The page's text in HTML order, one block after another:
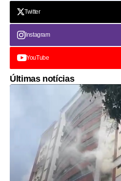
Twitter
Instagram
YouTube
Últimas notícias